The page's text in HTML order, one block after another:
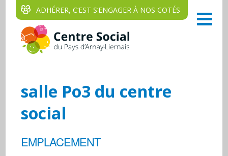
ADHÉRER, C‘EST S‘ENGAGER À NOS COTÉS
salle Po3 du centre
social
EMPLACEMENT